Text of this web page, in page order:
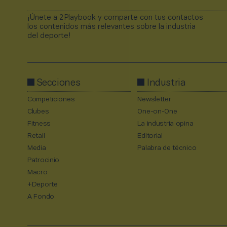
¡Únete a 2Playbook y comparte con tus contactos
los contenidos más relevantes sobre la industria
del deporte!
Secciones
Competiciones
Clubes
Fitness
Retail
Media
Patrocinio
Macro
+Deporte
A Fondo
Industria
Newsletter
One-on-One
La industria opina
Editorial
Palabra de técnico